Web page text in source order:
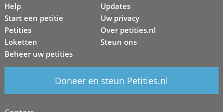
Help
Start een petitie
Petities
Loketten
Beheer uw petities
Updates
Uw privacy
Over petities.nl
Steun ons
Doneer en steun Petities.nl